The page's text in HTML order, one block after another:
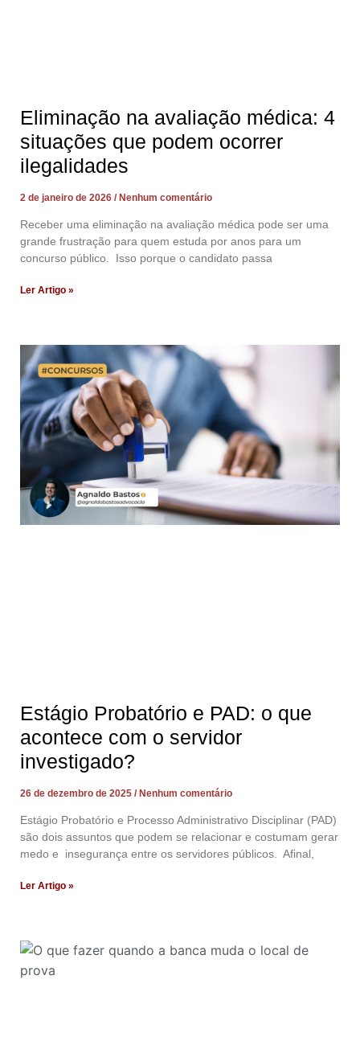
Eliminação na avaliação médica: 4
situações que podem ocorrer
ilegalidades
2 de janeiro de 2026 Nenhum comentário
Receber uma eliminação na avaliação médica pode ser uma
grande frustração para quem estuda por anos para um
concurso público. Isso porque o candidato passa
Ler Artigo »
Estágio Probatório e PAD: o que
acontece com o servidor
investigado?
26 de dezembro de 2025 Nenhum comentário
Estágio Probatório e Processo Administrativo Disciplinar (PAD)
são dois assuntos que podem se relacionar e costumam gerar
medo e insegurança entre os servidores públicos. Afinal,
Ler Artigo »